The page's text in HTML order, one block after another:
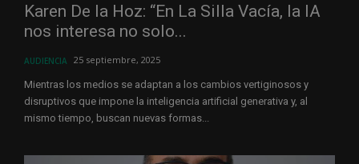
Karen De la Hoz: “En La Silla Vacía, la IA
nos interesa no solo...
AUDIENCIA 25 septiembre, 2025
Mientras los medios se adaptan a los cambios vertiginosos y
disruptivos que impone la inteligencia artificial generativa y, al
mismo tiempo, buscan nuevas formas...